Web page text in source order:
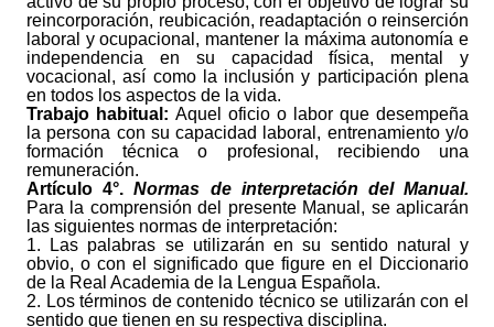
reincorporación, reubicación, readaptación o reinserción
laboral y ocupacional, mantener la máxima autonomía e
independencia en su capacidad física, mental y
vocacional, así como la inclusión y participación plena
en todos los aspectos de la vida.
Trabajo habitual: Aquel oficio o labor que desempeña
la persona con su capacidad laboral, entrenamiento y/o
formación técnica o profesional, recibiendo una
remuneración.
Artículo 4°.Normas de interpretación del Manual.
Para la comprensión del presente Manual, se aplicarán
las siguientes normas de interpretación:
1. Las palabras se utilizarán en su sentido natural y
obvio, o con el significado que figure en el Diccionario
de la Real Academia de la Lengua Española.
2. Los términos de contenido técnico se utilizarán con el
sentido que tienen en su res­pectiva disciplina.